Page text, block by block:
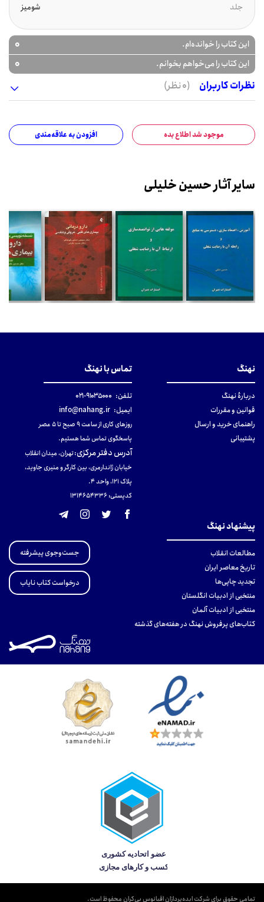
جلد
شومیز
این کتاب را خوانده‌ام. 0
این کتاب را می‌خواهم بخوانم.
0
نظرات کاربران
(0 نظر)
موجود شد اطلاع بده افزودن به علاقه‌مندی
سایر آثار حسین خلیلی
نهنگ
دربارهٔ نهنگ
قوانین و مقررات
راهنمای خرید و ارسال
پشتیبانی
تماس با نهنگ
تلفن: ۹۱۰۳۵۰۰۰-۰۲۱
ایمیل: info@nahang.ir
روزهای کاری از ساعت ۹ صبح تا ۵ عصر
پاسخگوی تماس شما هستیم.
آدرس دفتر مرکزی:تهران، میدان انقلاب
خیابان ژاندارمری، بین کارگر و منیری جاوید،
پلاک 121، واحد ۴.
کدپستی: 131465433۶
پیشنهاد نهنگ
مطالعات انقلاب
تاریخ معاصر ایران
تجدید چاپی‌ها
منتخبی از ادبیات انگلستان
منتخبی از ادبیات آلمان
کتاب‌های پرفروش نهنگ در هفته‌های گذشته
جست‌وجوی پیشرفته
درخواست کتاب نایاب
تمامی حقوق برای شرکت ایده‌پردازان اقیانوس بی‌کران محفوظ است.